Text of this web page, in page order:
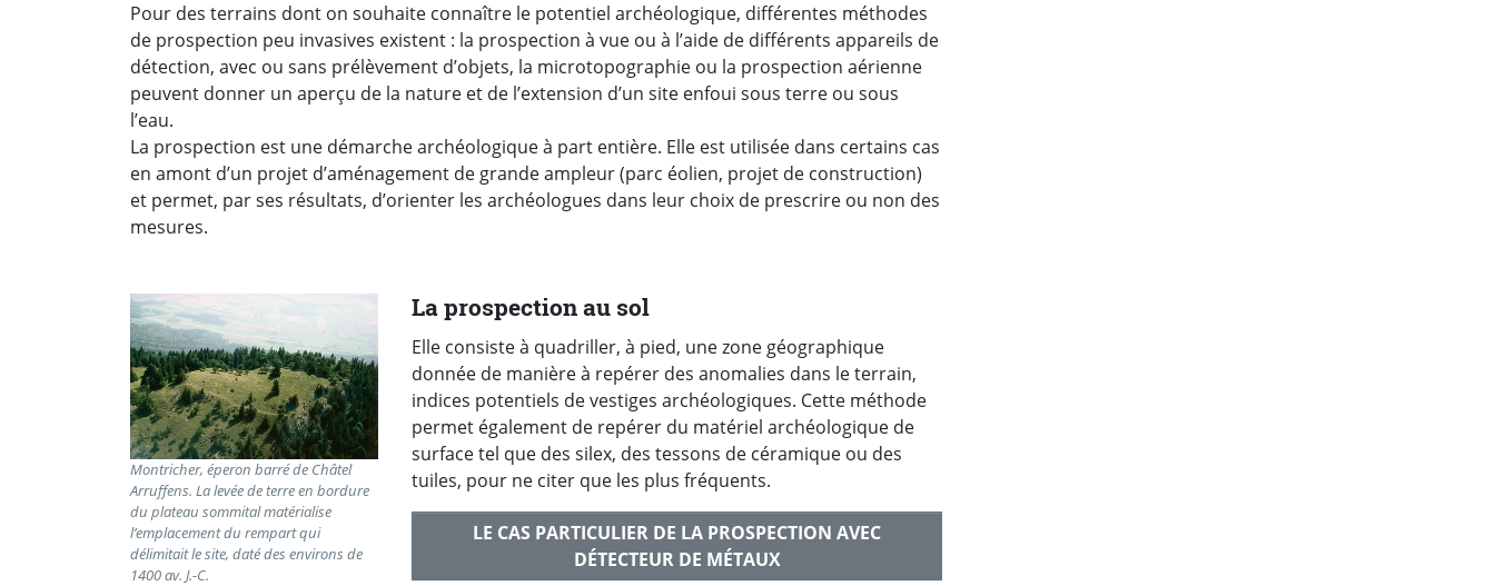
Pour des terrains dont on souhaite connaître le potentiel archéologique, différentes méthodes
de prospection peu invasives existent : la prospection à vue ou à l’aide de différents appareils de
détection, avec ou sans prélèvement d’objets, la microtopographie ou la prospection aérienne
peuvent donner un aperçu de la nature et de l’extension d’un site enfoui sous terre ou sous
l’eau.
La prospection est une démarche archéologique à part entière. Elle est utilisée dans certains cas
en amont d’un projet d’aménagement de grande ampleur (parc éolien, projet de construction)
et permet, par ses résultats, d’orienter les archéologues dans leur choix de prescrire ou non des
mesures.
Montricher, éperon barré de Châtel
Arruffens. La levée de terre en bordure
du plateau sommital matérialise
l’emplacement du rempart qui
délimitait le site, daté des environs de
1400 av. J.-C.
La prospection au sol
Elle consiste à quadriller, à pied, une zone géographique
donnée de manière à repérer des anomalies dans le terrain,
indices potentiels de vestiges archéologiques. Cette méthode
permet également de repérer du matériel archéologique de
surface tel que des silex, des tessons de céramique ou des
tuiles, pour ne citer que les plus fréquents.
LE CAS PARTICULIER DE LA PROSPECTION AVEC
DÉTECTEUR DE MÉTAUX